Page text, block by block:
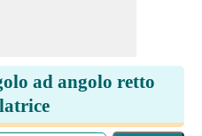
ad angolo retto